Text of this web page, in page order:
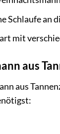
Schlaufe an
mit
aus
aus